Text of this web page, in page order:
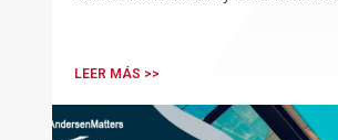
codirigirá el EU Real Estate Industry
UK.
LEER MÁS >>